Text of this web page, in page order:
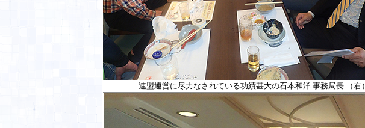
連盟運営に尽力なされている功績甚大の石本和洋 事務局長 （右）